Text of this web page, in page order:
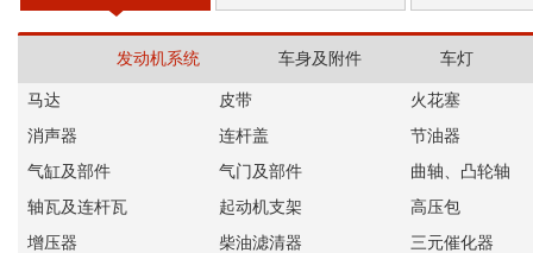
发动机系统 车身及附件 车灯
马达 皮带
火花塞
消声器
连杆盖
节油器
气缸及部件
气门及部件
曲轴、凸轮轴
轴瓦及连杆瓦
起动机支架
高压包
增压器
柴油滤清器
三元催化器